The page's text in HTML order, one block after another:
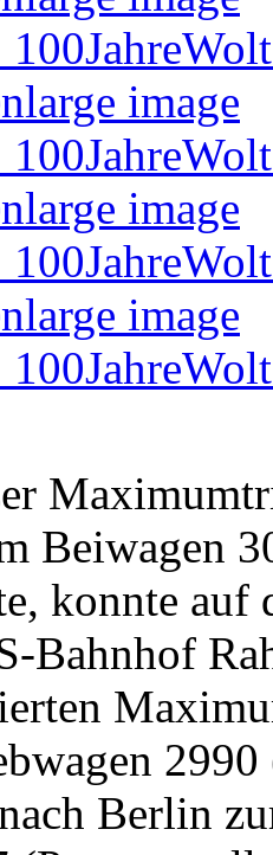
Beiwagen
konnte
Bahnhof
Berlin